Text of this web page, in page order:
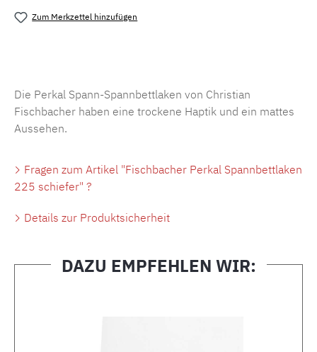
Zum Merkzettel hinzufügen
Die Perkal Spann-Spannbettlaken von Christian
Fischbacher haben eine trockene Haptik und ein mattes
Aussehen.
Fragen zum Artikel "Fischbacher Perkal Spannbettlaken
225 schiefer" ?
Details zur Produktsicherheit
DAZU EMPFEHLEN WIR: